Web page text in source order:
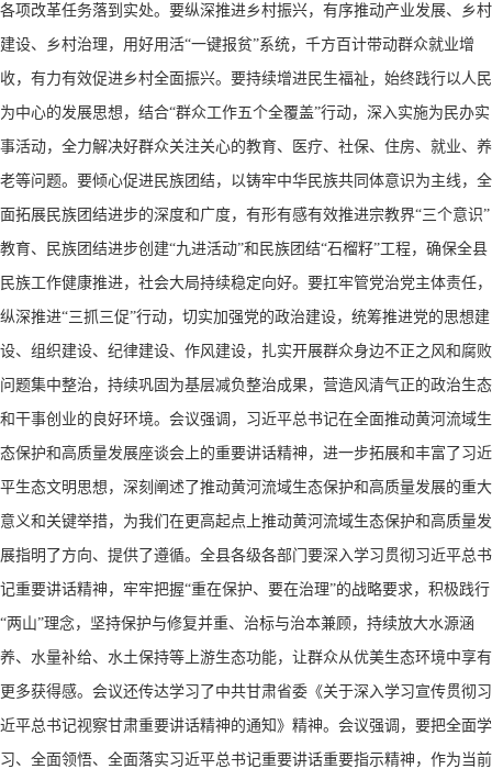
各项改革任务落到实处。要纵深推进乡村振兴，有序推动产业发展、乡村
建设、乡村治理，用好用活“一键报贫”系统，千方百计带动群众就业增
收，有力有效促进乡村全面振兴。要持续增进民生福祉，始终践行以人民
为中心的发展思想，结合“群众工作五个全覆盖”行动，深入实施为民办实
事活动，全力解决好群众关注关心的教育、医疗、社保、住房、就业、养
老等问题。要倾心促进民族团结，以铸牢中华民族共同体意识为主线，全
面拓展民族团结进步的深度和广度，有形有感有效推进宗教界“三个意识”
教育、民族团结进步创建“九进活动”和民族团结“石榴籽”工程，确保全县
民族工作健康推进，社会大局持续稳定向好。要扛牢管党治党主体责任，
纵深推进“三抓三促”行动，切实加强党的政治建设，统筹推进党的思想建
设、组织建设、纪律建设、作风建设，扎实开展群众身边不正之风和腐败
问题集中整治，持续巩固为基层减负整治成果，营造风清气正的政治生态
和干事创业的良好环境。会议强调，习近平总书记在全面推动黄河流域生
态保护和高质量发展座谈会上的重要讲话精神，进一步拓展和丰富了习近
平生态文明思想，深刻阐述了推动黄河流域生态保护和高质量发展的重大
意义和关键举措，为我们在更高起点上推动黄河流域生态保护和高质量发
展指明了方向、提供了遵循。全县各级各部门要深入学习贯彻习近平总书
记重要讲话精神，牢牢把握“重在保护、要在治理”的战略要求，积极践行
“两山”理念，坚持保护与修复并重、治标与治本兼顾，持续放大水源涵
养、水量补给、水土保持等上游生态功能，让群众从优美生态环境中享有
更多获得感。会议还传达学习了中共甘肃省委《关于深入学习宣传贯彻习
近平总书记视察甘肃重要讲话精神的通知》精神。会议强调，要把全面学
习、全面领悟、全面落实习近平总书记重要讲话重要指示精神，作为当前